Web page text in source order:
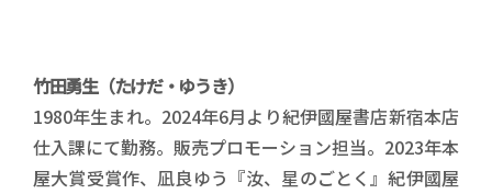
竹田勇生（たけだ・ゆうき）
1980年生まれ。2024年6月より紀伊國屋書店新宿本店
仕入課にて勤務。販売プロモーション担当。2023年本
屋大賞受賞作、凪良ゆう『汝、星のごとく』紀伊國屋